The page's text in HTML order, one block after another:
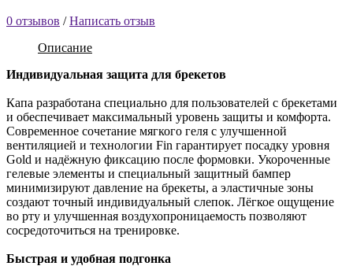
0 отзывов /Написать отзыв
Описание
Индивидуальная защита для брекетов
Капа разработана специально для пользователей с брекетами
и обеспечивает максимальный уровень защиты и комфорта.
Современное сочетание мягкого геля с улучшенной
вентиляцией и технологии Fin гарантирует посадку уровня
Gold и надёжную фиксацию после формовки. Укороченные
гелевые элементы и специальный защитный бампер
минимизируют давление на брекеты, а эластичные зоны
создают точный индивидуальный слепок. Лёгкое ощущение
во рту и улучшенная воздухопроницаемость позволяют
сосредоточиться на тренировке.
Быстрая и удобная подгонка